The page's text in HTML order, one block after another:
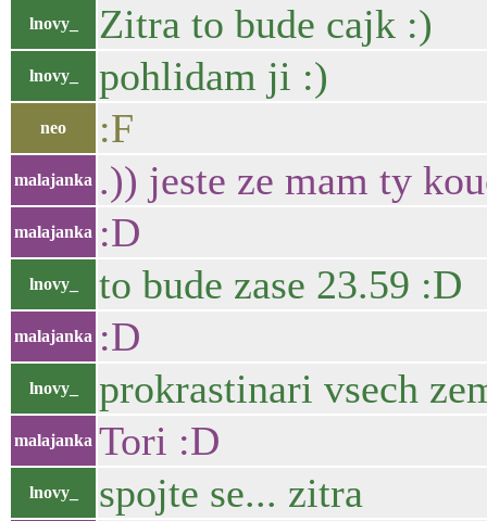
lnovy_ Zitra to bude cajk :)
lnovy_ pohlidam ji :)
neo :F
malajanka .)) jeste ze mam ty
malajanka :D
lnovy_ to bude zase 23.59 :D
malajanka :D
lnovy_ prokrastinari vsech
malajanka Tori :D
lnovy_ spojte se... zitra